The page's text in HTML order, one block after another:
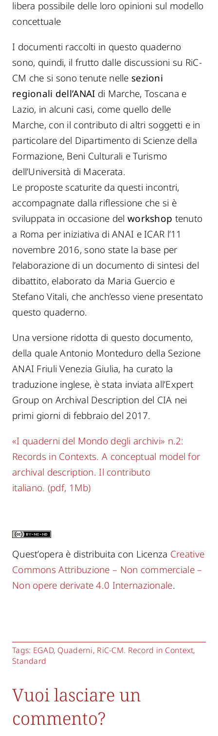
libera possibile delle loro opinioni sul modello
concettuale
I documenti raccolti in questo quaderno
sono, quindi, il frutto dalle discussioni su RiC-
CM che si sono tenute nelle sezioni
regionali dell’ANAI di Marche, Toscana e
Lazio, in alcuni casi, come quello delle
Marche, con il contributo di altri soggetti e in
particolare del Dipartimento di Scienze della
Formazione, Beni Culturali e Turismo
dell’Università di Macerata.
Le proposte scaturite da questi incontri,
accompagnate dalla riflessione che si è
sviluppata in occasione del workshop tenuto
a Roma per iniziativa di ANAI e ICAR l’11
novembre 2016, sono state la base per
l’elaborazione di un documento di sintesi del
dibattito, elaborato da Maria Guercio e
Stefano Vitali, che anch’esso viene presentato
questo quaderno.
Una versione ridotta di questo documento,
della quale Antonio Monteduro della Sezione
ANAI Friuli Venezia Giulia, ha curato la
traduzione inglese, è stata inviata all’Expert
Group on Archival Description del CIA nei
primi giorni di febbraio del 2017.
«I quaderni del Mondo degli archivi» n.2:
Records in Contexts. A conceptual model for
archival description. Il contributo
italiano. (pdf, 1Mb)
Quest’opera è distribuita con Licenza Creative
Commons Attribuzione – Non commerciale –
Non opere derivate 4.0 Internazionale.
Tags: EGAD, Quaderni, RiC-CM. Record in Context,
Standard
Vuoi lasciare un
commento?